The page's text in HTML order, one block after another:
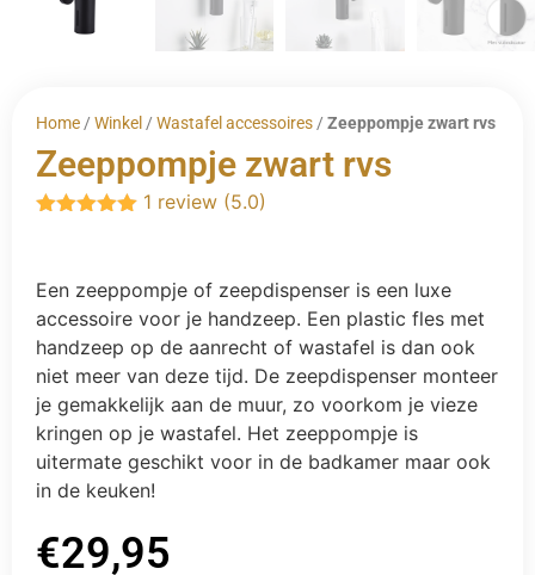
Home / Winkel / Wastafel accessoires / Zeeppompje zwart rvs
Zeeppompje zwart rvs
1 review (5.0)
Een zeeppompje of zeepdispenser is een luxe
accessoire voor je handzeep. Een plastic fles met
handzeep op de aanrecht of wastafel is dan ook
niet meer van deze tijd. De zeepdispenser monteer
je gemakkelijk aan de muur, zo voorkom je vieze
kringen op je wastafel. Het zeeppompje is
uitermate geschikt voor in de badkamer maar ook
in de keuken!
€29,95